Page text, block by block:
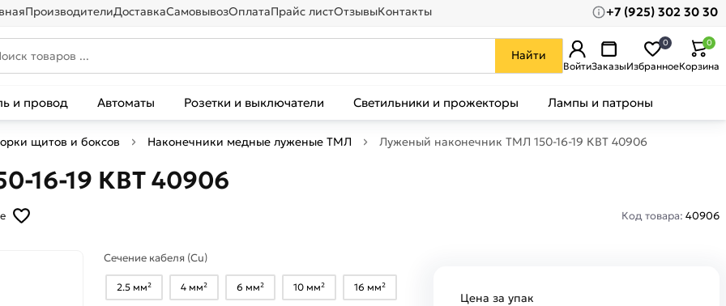
ПроизводителиДоставкаСамовывозОплатаПрайс листОтзывыКонтакты +7 (925) 302 30 30
Найти
ВойтиЗаказыИзбранное
0
Корзина
0
и провод Автоматы Розетки и выключатели Светильники и прожекторы Лампы и патроны
щитов и боксов Наконечники медные луженые ТМЛ Луженый наконечник ТМЛ 150-16-19 КВТ 40906
16-19 КВТ 40906
Код товара: 40906
Сечение кабеля (Cu)
2.5 мм² 4 мм² 6 мм² 10 мм² 16 мм²
Цена за упак